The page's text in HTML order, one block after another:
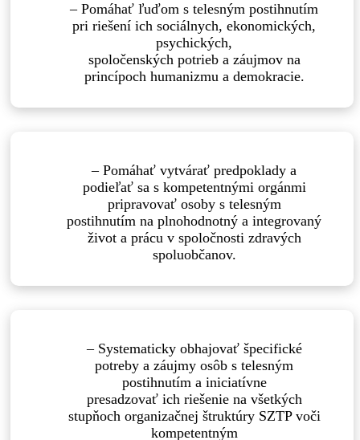
– Pomáhať ľuďom s telesným postihnutím
pri riešení ich sociálnych, ekonomických,
psychických,
spoločenských potrieb a záujmov na
princípoch humanizmu a demokracie.
– Pomáhať vytvárať predpoklady a
podieľať sa s kompetentnými orgánmi
pripravovať osoby s telesným
postihnutím na plnohodnotný a integrovaný
život a prácu v spoločnosti zdravých
spoluobčanov.
– Systematicky obhajovať špecifické
potreby a záujmy osôb s telesným
postihnutím a iniciatívne
presadzovať ich riešenie na všetkých
stupňoch organizačnej štruktúry SZTP voči
kompetentným